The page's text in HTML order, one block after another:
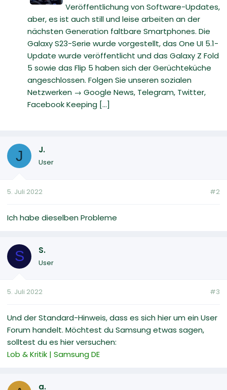
Veröffentlichung von Software-Updates,
aber, es ist auch still und leise arbeiten an der
nächsten Generation faltbare Smartphones. Die
Galaxy S23-Serie wurde vorgestellt, das One UI 5.1-
Update wurde veröffentlicht und das Galaxy Z Fold
5 sowie das Flip 5 haben sich der Gerüchteküche
angeschlossen. Folgen Sie unseren sozialen
Netzwerken → Google News, Telegram, Twitter,
Facebook Keeping [...]
J J.
User
5. Juli 2022 #2
Ich habe dieselben Probleme
S S.
User
5. Juli 2022 #3
Und der Standard-Hinweis, dass es sich hier um ein User
Forum handelt. Möchtest du Samsung etwas sagen,
solltest du es hier versuchen:
Lob & Kritik | Samsung DE
a.